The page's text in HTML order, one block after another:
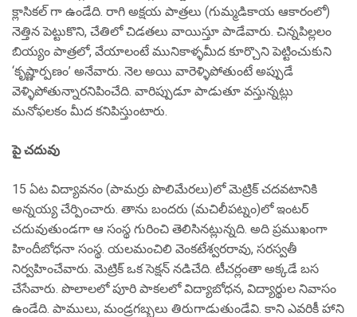
క్లాసికల్ గా ఉండేది. రాగి అక్షయ పాత్రలు (గుమ్మడికాయ ఆకారంలో)
నెత్తిన పెట్టుకొని, చేతిలో చిడతలు వాయిస్తూ పాడేవారు. చిన్నపిల్లలం
బియ్యం పాత్రలో, వేయాలంటే మునికాళ్ళమీద కూర్చొని పెట్టించుకుని
‘కృష్ణార్పణం’ అనేవారు. నెల అయి వారెళ్ళిపోతుంటే అప్పుడే
వెళ్ళిపోతున్నారనిపించేది. వారిప్పుడూ పాడుతూ వస్తున్నట్లు
మనోఫలకం మీద కనిపిస్తుంటారు.
పై చదువు
15 ఏట విద్యావనం (పామర్రు పొలిమేరలు)లో మెట్రిక్ చదవటానికి
అన్నయ్య చేర్పించారు. తాను బందరు (మచిలీపట్నం)లో ఇంటర్
చదువుతుండగా ఆ సంస్థ గురించి తెలిసినట్లున్నది. అది ప్రముఖంగా
హిందీబోధనా సంస్థ. యలమంచిలి వెంకటేశ్వరరావు, సరస్వతీ
నిర్వహించేవారు. మెట్రిక్ ఒక సెక్షన్ నడిచేది. టీచర్లంతా అక్కడే బస
చేసేవారు. పొలాలలో పూరి పాకలలో విద్యాబోధన, విద్యార్థుల నివాసం
ఉండేది. పాములు, మండ్రగబ్బలు తిరుగాడుతుండేవి. కాని ఎవరికీ హాని